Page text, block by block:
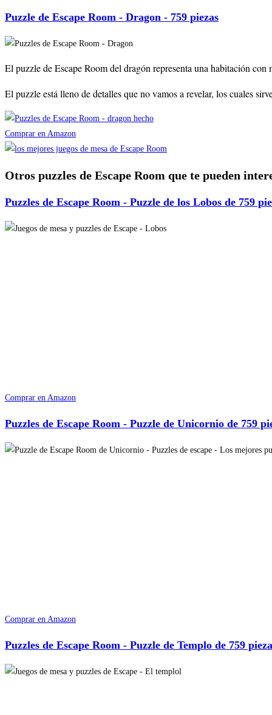
Puzzle de Escape Room - Dragon - 759 piezas​
El puzzle de Escape Room del dragón representa una habitación
El puzzle está lleno de detalles que no vamos a revelar, los cuales
Comprar en Amazon
Otros puzzles de Escape Room que te pueden
Puzzles de Escape Room - Puzzle de los Lobos de 759
Comprar en Amazon
Puzzles de Escape Room - Puzzle de Unicornio de 759
Comprar en Amazon
Puzzles de Escape Room - Puzzle de Templo de 759